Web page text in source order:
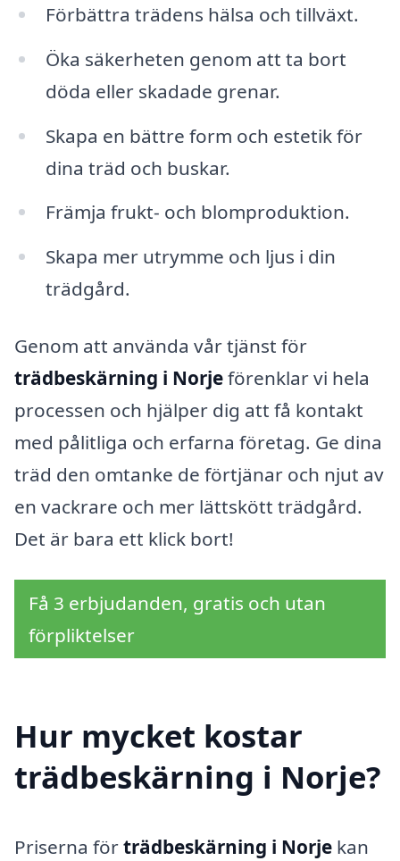
Förbättra trädens hälsa och tillväxt.
Öka säkerheten genom att ta bort
döda eller skadade grenar.
Skapa en bättre form och estetik för
dina träd och buskar.
Främja frukt- och blomproduktion.
Skapa mer utrymme och ljus i din
trädgård.
Genom att använda vår tjänst för
trädbeskärning i Norjeförenklar vi hela
processen och hjälper dig att få kontakt
med pålitliga och erfarna företag. Ge dina
träd den omtanke de förtjänar och njut av
en vackrare och mer lättskött trädgård.
Det är bara ett klick bort!
Få 3 erbjudanden, gratis och utan
förpliktelser
Hur mycket kostar
trädbeskärning i Norje?
Priserna förträdbeskärning i Norje kan